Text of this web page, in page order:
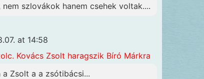
nem szlovákok hanem csehek voltak....
at 14:58
Kovács Zsolt haragszik Bíró Márkra
a Zsolt a a zsótibácsi...